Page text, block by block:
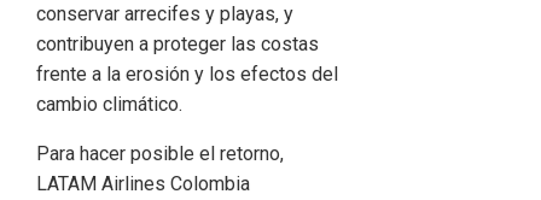
conservar arrecifes y playas, y
contribuyen a proteger las costas
frente a la erosión y los efectos del
cambio climático.
Para hacer posible el retorno,
LATAM Airlines Colombia